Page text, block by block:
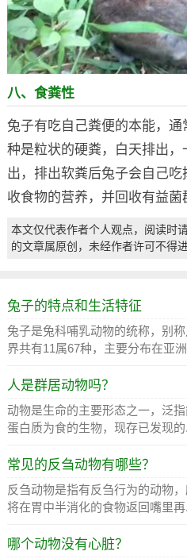
八、食粪性
兔子有吃自己粪便的本能，
种是粒状的硬粪，白天排出
出，排出软粪后兔子会自己
收食物的营养，并回收有益菌
本文仅代表作者个人观点，阅读时
的文章属原创，未经作者许可不得进
兔子的特点和生活特征
兔子是兔科哺乳动物的统称，别
界共有11属67种，主要分布在亚
人是群居动物吗？
动物是生命的主要形态之一，泛
蛋白质为食的生物，现存已发现的
常见的反刍动物有哪些？
反刍动物是指有反刍行为的动物
将在胃中半消化的食物返回嘴里再
哪个动物没有心脏？